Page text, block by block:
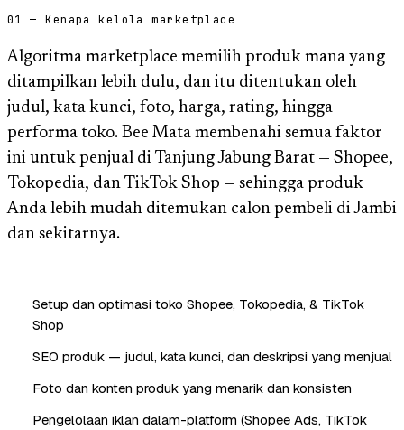
01 — Kenapa kelola marketplace
Algoritma marketplace memilih produk mana yang
ditampilkan lebih dulu, dan itu ditentukan oleh
judul, kata kunci, foto, harga, rating, hingga
performa toko. Bee Mata membenahi semua faktor
ini untuk penjual di Tanjung Jabung Barat — Shopee,
Tokopedia, dan TikTok Shop — sehingga produk
Anda lebih mudah ditemukan calon pembeli di Jambi
dan sekitarnya.
Setup dan optimasi toko Shopee, Tokopedia, & TikTok
Shop
SEO produk — judul, kata kunci, dan deskripsi yang menjual
Foto dan konten produk yang menarik dan konsisten
Pengelolaan iklan dalam-platform (Shopee Ads, TikTok